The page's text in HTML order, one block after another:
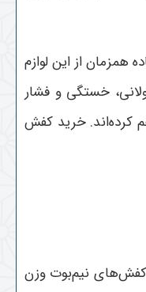
همزمان از این لوازم
خستگی و فشار
کرده‌اند. خرید کفش
نیم‌بوت وزن